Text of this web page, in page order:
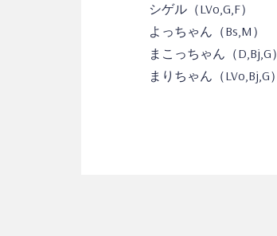
シゲル（LVo,G,F）
よっちゃん（Bs,M）
まこっちゃん（D,Bj,G）
まりちゃん（LVo,Bj,G）